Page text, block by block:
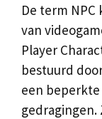
De term
van
Player
bestuurd
een
gedragingen.